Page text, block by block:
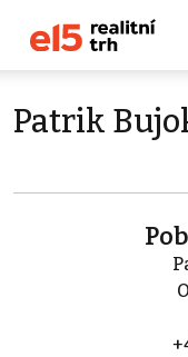
Patrik